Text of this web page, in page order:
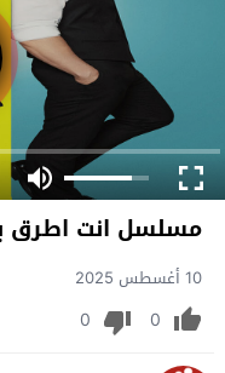
مسلسل انت اطرق
10 أغسطس 2025
0
0